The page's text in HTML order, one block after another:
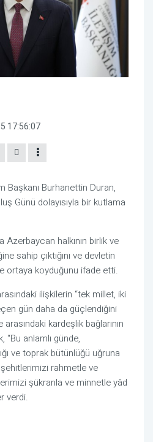
17:56:07
Başkanı Burhanettin Duran,
Günü dolayısıyla bir kutlama
Azerbaycan halkının birlik ve
sahip çıktığını ve devletin
ortaya koyduğunu ifade etti.
ilişkilerin “tek millet, iki
gün daha da güçlendiğini
kardeşlik bağlarının
“Bu anlamlı günde,
ve toprak bütünlüğü uğruna
rahmetle ve
şükranla ve minnetle yâd
verdi.